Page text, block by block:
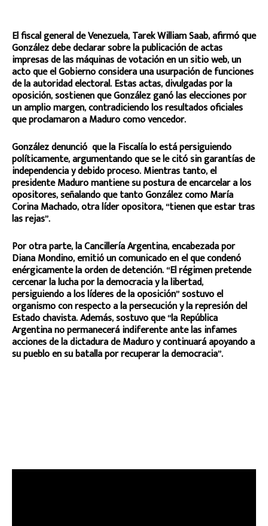
El fiscal general de Venezuela, Tarek William Saab, afirmó que
González debe declarar sobre la publicación de actas
impresas de las máquinas de votación en un sitio web, un
acto que el Gobierno considera una usurpación de funciones
de la autoridad electoral. Estas actas, divulgadas por la
oposición, sostienen que González ganó las elecciones por
un amplio margen, contradiciendo los resultados oficiales
que proclamaron a Maduro como vencedor.
González denunció que la Fiscalía lo está persiguiendo
políticamente, argumentando que se le citó sin garantías de
independencia y debido proceso. Mientras tanto, el
presidente Maduro mantiene su postura de encarcelar a los
opositores, señalando que tanto González como María
Corina Machado, otra líder opositora, “tienen que estar tras
las rejas”.
Por otra parte, la Cancillería Argentina, encabezada por
Diana Mondino, emitió un comunicado en el que condenó
enérgicamente la orden de detención. “El régimen pretende
cercenar la lucha por la democracia y la libertad,
persiguiendo a los líderes de la oposición” sostuvo el
organismo con respecto a la persecución y la represión del
Estado chavista. Además, sostuvo que “la República
Argentina no permanecerá indiferente ante las infames
acciones de la dictadura de Maduro y continuará apoyando a
su pueblo en su batalla por recuperar la democracia”.